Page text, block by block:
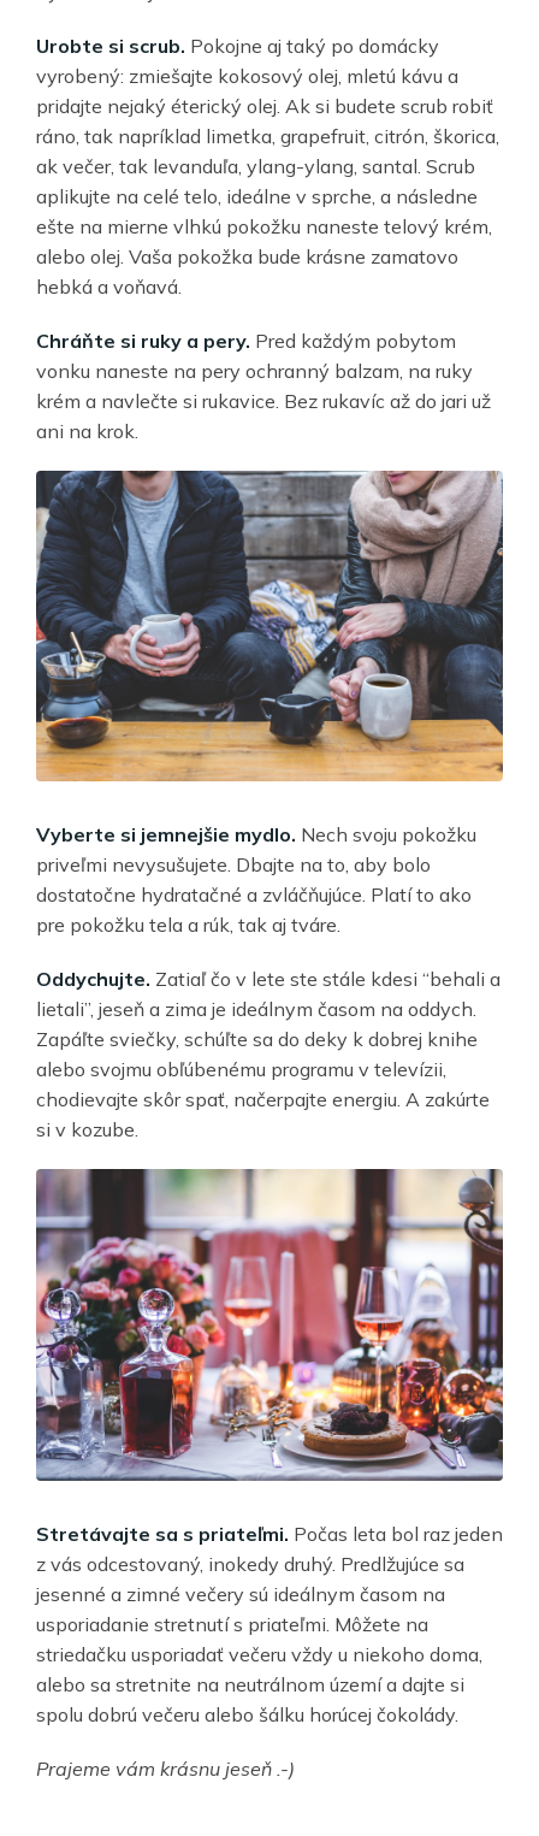
Urobte si scrub. Pokojne aj taký po domácky
vyrobený: zmiešajte kokosový olej, mletú kávu a
pridajte nejaký éterický olej. Ak si budete scrub robiť
ráno, tak napríklad limetka, grapefruit, citrón, škorica,
ak večer, tak levanduľa, ylang-ylang, santal. Scrub
aplikujte na celé telo, ideálne v sprche, a následne
ešte na mierne vlhkú pokožku naneste telový krém,
alebo olej. Vaša pokožka bude krásne zamatovo
hebká a voňavá.
Chráňte si ruky a pery. Pred každým pobytom
vonku naneste na pery ochranný balzam, na ruky
krém a navlečte si rukavice. Bez rukavíc až do jari už
ani na krok.
Vyberte si jemnejšie mydlo. Nech svoju pokožku
priveľmi nevysušujete. Dbajte na to, aby bolo
dostatočne hydratačné a zvláčňujúce. Platí to ako
pre pokožku tela a rúk, tak aj tváre.
Oddychujte. Zatiaľ čo v lete ste stále kdesi “behali a
lietali”, jeseň a zima je ideálnym časom na oddych.
Zapáľte sviečky, schúľte sa do deky k dobrej knihe
alebo svojmu obľúbenému programu v televízii,
chodievajte skôr spať, načerpajte energiu. A zakúrte
si v kozube.
Stretávajte sa s priateľmi. Počas leta bol raz jeden
z vás odcestovaný, inokedy druhý. Predlžujúce sa
jesenné a zimné večery sú ideálnym časom na
usporiadanie stretnutí s priateľmi. Môžete na
striedačku usporiadať večeru vždy u niekoho doma,
alebo sa stretnite na neutrálnom území a dajte si
spolu dobrú večeru alebo šálku horúcej čokolády.
Prajeme vám krásnu jeseň .-)